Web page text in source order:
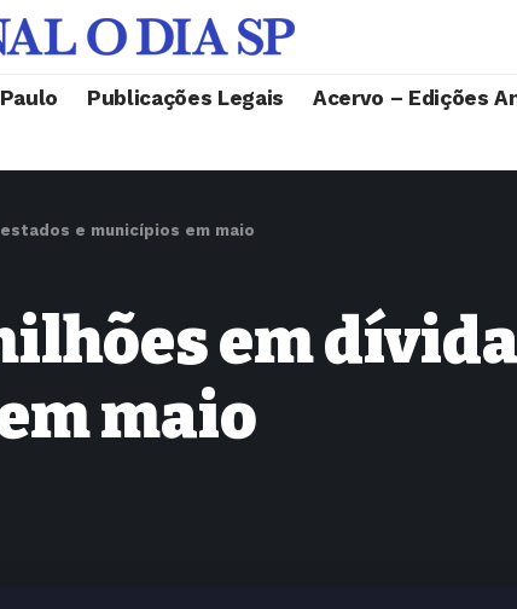
Publicações Legais Acervo – Edições
e municípios em maio
em
maio